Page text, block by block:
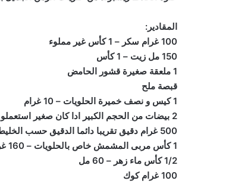
المقادير:
100 غرام سكر – 1 كأس غير مملوء
150 مل زيت – 1 كأس
1 ملعقة صغيرة قشور الحامض
قبصة ملح
1 كيس و نصف خميرة الحلويات – 10 غرام
2 بيضات من الحجم الكبير ادا كان صغير استعملو 3بيضات
500 غرام دقيق تقريبا دائما الدقيق حسب الخليط
1 كأس مربى المشمش خاص بالحلويات – 160 غرام
1/2 كأس ماء زهر – 60 مل
100 غرام كوك